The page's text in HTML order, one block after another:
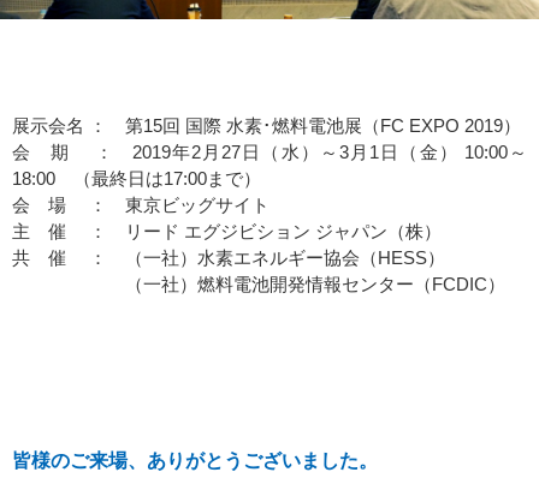
展示会名 ： 第15回 国際 水素･燃料電池展（FC EXPO 2019）
会 期 ： 2019年2月27日（水）～3月1日（金） 10:00～
18:00 （最終日は17:00まで）
会 場 ： 東京ビッグサイト
主 催 ： リード エグジビション ジャパン（株）
共 催 ： （一社）水素エネルギー協会（HESS）
（一社）燃料電池開発情報センター（FCDIC）
皆様のご来場、ありがとうございました。